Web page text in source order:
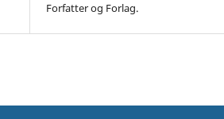
Forfatter og Forlag.